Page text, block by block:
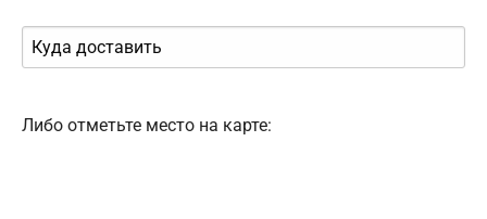
Либо отметьте место на карте: